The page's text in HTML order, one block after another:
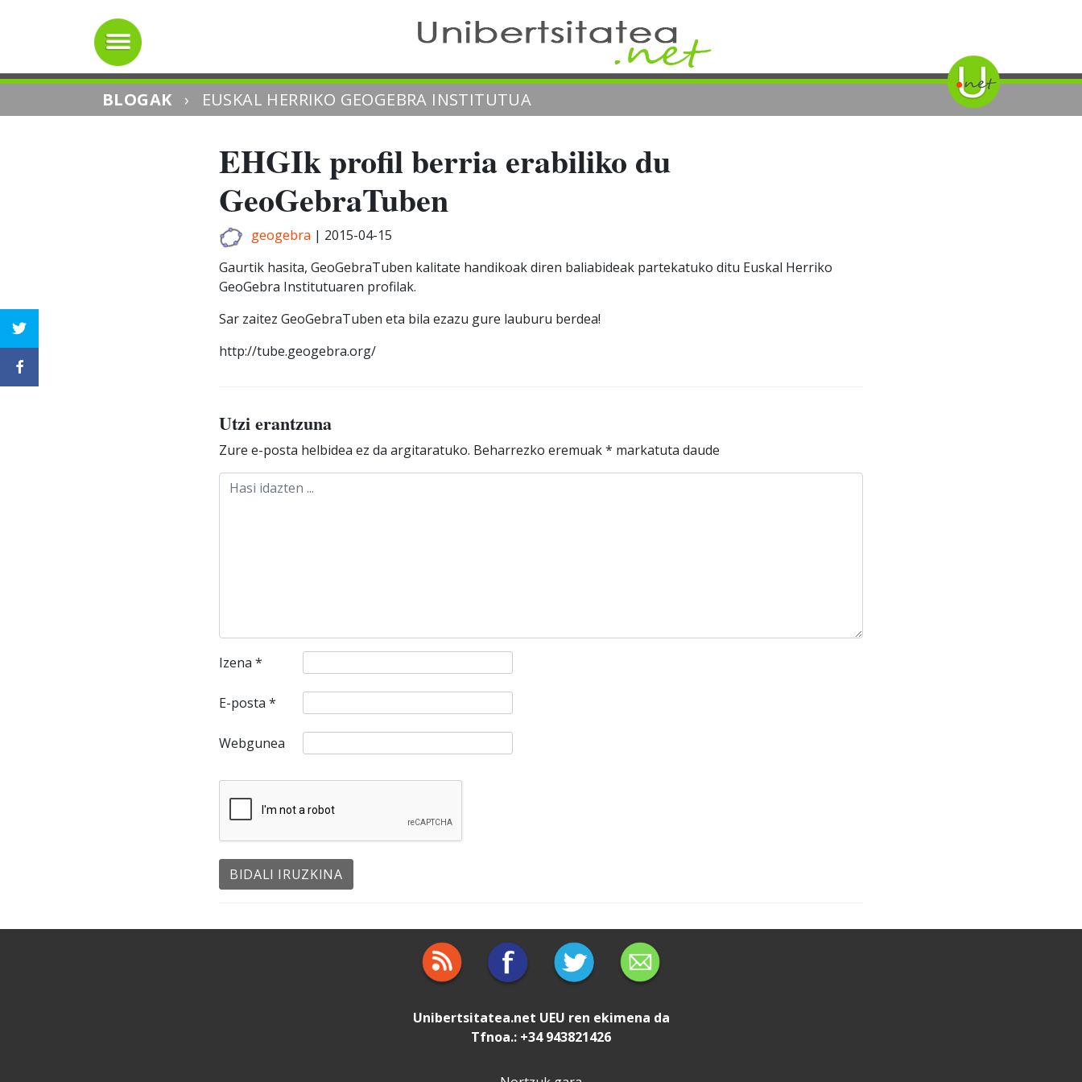
BLOGAK › EUSKAL HERRIKO GEOGEBRA INSTITUTUA
EHGIk profil berria erabiliko du
GeoGebraTuben
geogebra | 2015-04-15
Gaurtik hasita, GeoGebraTuben kalitate handikoak diren baliabideak partekatuko ditu Euskal Herriko
GeoGebra Institutuaren profilak.
Sar zaitez GeoGebraTuben eta bila ezazu gure lauburu berdea!
http://tube.geogebra.org/
Utzi erantzuna
Zure e-posta helbidea ez da argitaratuko. Beharrezko eremuak* markatuta daude
Izena *
E-posta *
Webgunea
Unibertsitatea.net UEU ren ekimena da
Tfnoa.: +34 943821426